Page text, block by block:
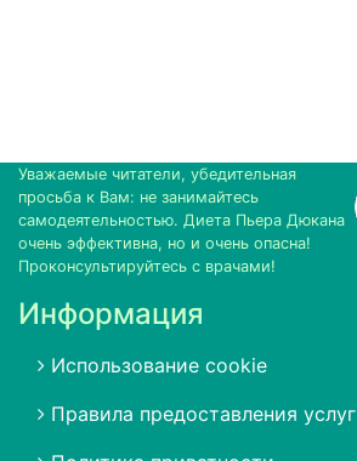
Уважаемые читатели, убедительная
просьба к Вам: не занимайтесь
самодеятельностью. Диета Пьера Дюкана
очень эффективна, но и очень опасна!
Проконсультируйтесь с врачами!
Информация
Использование cookie
Правила предоставления услуг